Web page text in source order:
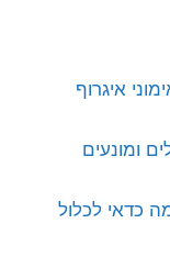
איגרוף
ומונעים
כדאי לכלול